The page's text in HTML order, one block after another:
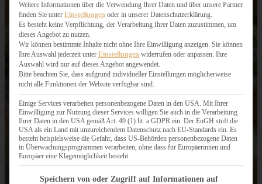
Weitere Informationen über die Verwendung Ihrer Daten und über unsere Partner
finden Sie unter Einstellungen oder in unserer Datenschutzerklärung.
Es besteht keine Verpflichtung, der Verarbeitung Ihrer Daten zuzustimmen, um
dieses Angebot zu nutzen.
Wir können bestimmte Inhalte nicht ohne Ihre Einwilligung anzeigen. Sie können
Ihre Auswahl jederzeit unter Einstellungen widerrufen oder anpassen. Ihre
Auswahl wird nur auf dieses Angebot angewendet.
Bitte beachten Sie, dass aufgrund individueller Einstellungen möglicherweise
nicht alle Funktionen der Website verfügbar sind.
Einige Services verarbeiten personenbezogene Daten in den USA. Mit Ihrer
Einwilligung zur Nutzung dieser Services willigen Sie auch in die Verarbeitung
Ihrer Daten in den USA gemäß Art. 49 (1) lit. a GDPR ein. Der EuGH stuft die
USA als ein Land mit unzureichendem Datenschutz nach EU-Standards ein. Es
besteht beispielsweise die Gefahr, dass US-Behörden personenbezogene Daten
in Überwachungsprogrammen verarbeiten, ohne dass für Europäerinnen und
Europäer eine Klagemöglichkeit besteht.
Im Folgenden finden Sie eine Liste der Zwecke des IAB Transparency and Consent
Speichern von oder Zugriff auf Informationen auf